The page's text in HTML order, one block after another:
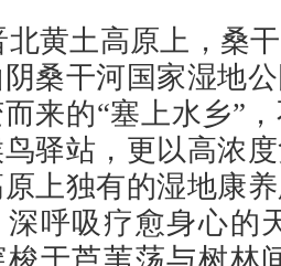
北黄土高原上，桑
桑干河国家湿地
来的“塞上水乡”
鸟驿站，更以高浓
上独有的湿地康
深呼吸疗愈身心的
梭于芦苇荡与树林